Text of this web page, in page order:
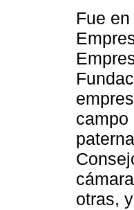
Fue
campo
otras,